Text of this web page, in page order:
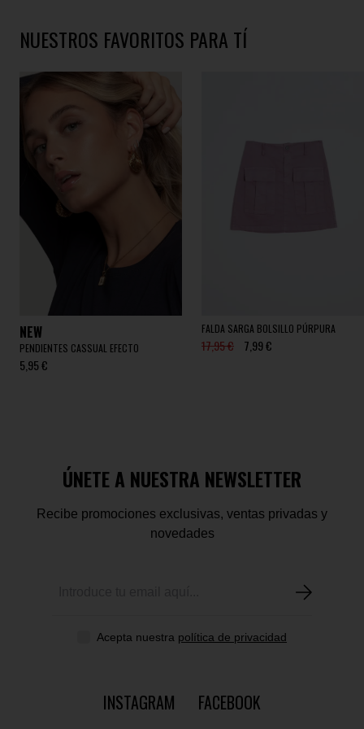
NUESTROS FAVORITOS PARA TÍ
NEW
PENDIENTES CASSUAL EFECTO
5,95 €
FALDA SARGA BOLSILLO PÚRPURA
17,95 € 7,99 €
ÚNETE A NUESTRA NEWSLETTER
Recibe promociones exclusivas, ventas privadas y
novedades
Acepta nuestra política de privacidad
INSTAGRAM FACEBOOK